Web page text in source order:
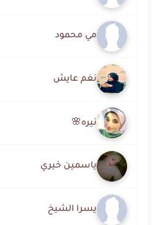
مي محمود
نغم عايش
نيره🌸
ياسمين خيري
يسرا الشيخ